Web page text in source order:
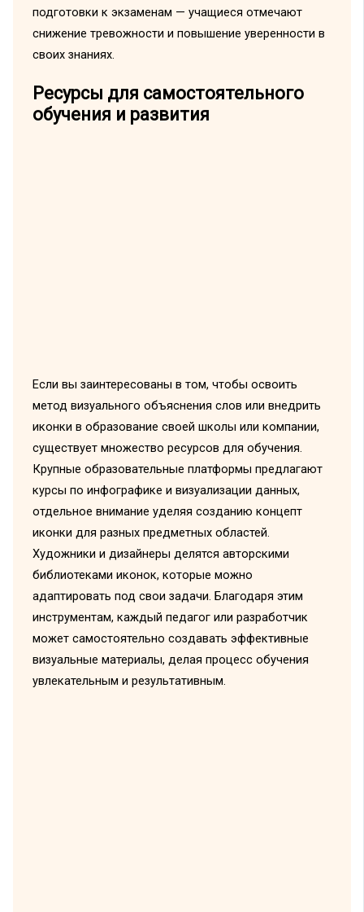
подготовки к экзаменам — учащиеся отмечают
снижение тревожности и повышение уверенности в
своих знаниях.
Ресурсы для самостоятельного
обучения и развития
Если вы заинтересованы в том, чтобы освоить
метод визуального объяснения слов или внедрить
иконки в образование своей школы или компании,
существует множество ресурсов для обучения.
Крупные образовательные платформы предлагают
курсы по инфографике и визуализации данных,
отдельное внимание уделяя созданию концепт
иконки для разных предметных областей.
Художники и дизайнеры делятся авторскими
библиотеками иконок, которые можно
адаптировать под свои задачи. Благодаря этим
инструментам, каждый педагог или разработчик
может самостоятельно создавать эффективные
визуальные материалы, делая процесс обучения
увлекательным и результативным.